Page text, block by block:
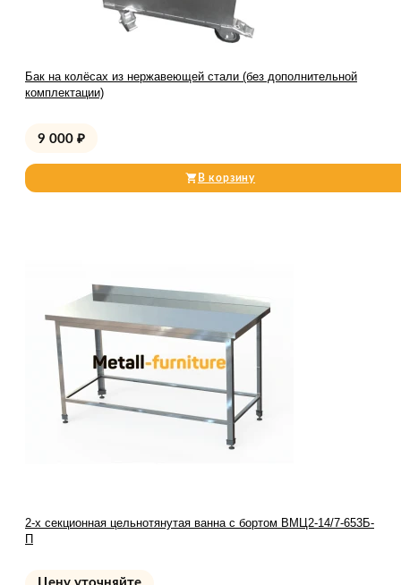
Бак на колёсах из нержавеющей стали (без дополнительной
комплектации)
9 000 ₽
В корзину
2-х секционная цельнотянутая ванна с бортом ВМЦ2-14/7-653Б-
П